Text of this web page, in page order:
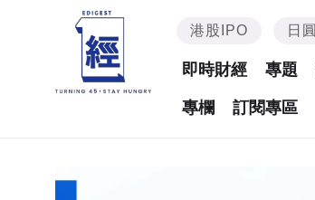
港股IPO 日圓
即時財經 專題
專欄 訂閱專區